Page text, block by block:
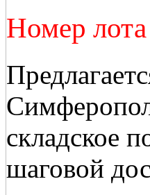
Номер
складское
шаговой